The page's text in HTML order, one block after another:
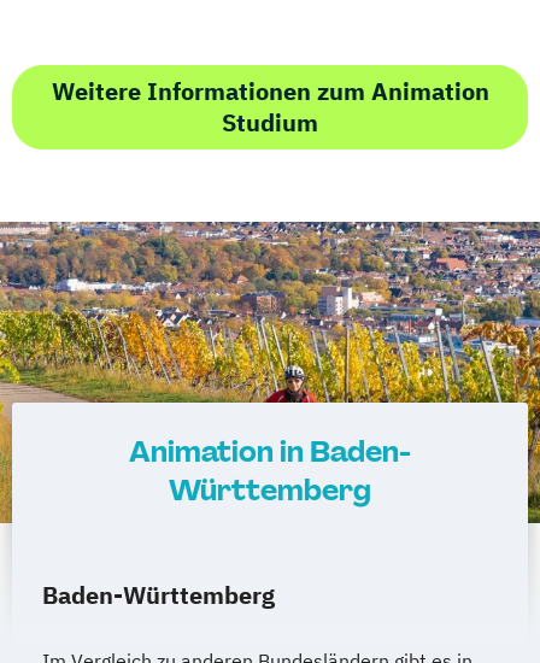
Weitere Informationen zum Animation
Studium
Animation in Baden-
Württemberg
Baden-Württemberg